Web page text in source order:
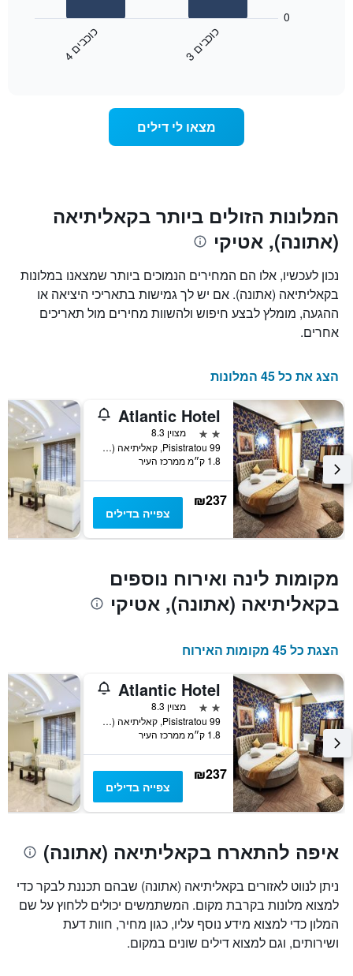
קטגוריות
החדר
להלילה
בשלושת
הימים
האחרונים
לפי
דירוג
כוכבים
כולל1
ציר
X
המציגים
קטגוריות
דירוג
התרשים
כולל
1
ציר
Y
המציגים
את
המחיר
הממוצע
של
סוף
השבוע
זה
בימים
האחרונים
3כו
כ
ב
ים 4כו
כ
ב
ים
0
מצאו לי דילים
המלונות הזולים ביותר בקאליתיאה
(אתונה), אטיקי
נכון לעכשיו, אלו הם המחירים הנמוכים ביותר שמצאנו במלונות
בקאליתיאה (אתונה). אם יש לך גמישות בתאריכי היציאה או
ההגעה, מומלץ לבצע חיפוש ולהשוות מחירים מול תאריכים
אחרים.
הצג את כל 45 המלונות
Atlantic Hotel
2 כוכבים
מצוין 8.3
Pisistratou 99, קאליתיאה (אתונה), יוון
1.8 ק״מ ממרכז העיר
₪237
צפייה בדילים
מקומות לינה ואירוח נוספים
בקאליתיאה (אתונה), אטיקי
הצגת כל 45 מקומות האירוח
Atlantic Hotel
2 כוכבים
מצוין 8.3
Pisistratou 99, קאליתיאה (אתונה), יוון
1.8 ק״מ ממרכז העיר
₪237
צפייה בדילים
איפה להתארח בקאליתיאה (אתונה)
ניתן לנווט לאזורים בקאליתיאה (אתונה) שבהם תכננת לבקר כדי
למצוא מלונות בקרבת מקום. המשתמשים יכולים ללחוץ על שם
המלון כדי למצוא מידע נוסף עליו, כגון מחיר, חוות דעת
ושירותים, וגם למצוא דילים שונים במקום.